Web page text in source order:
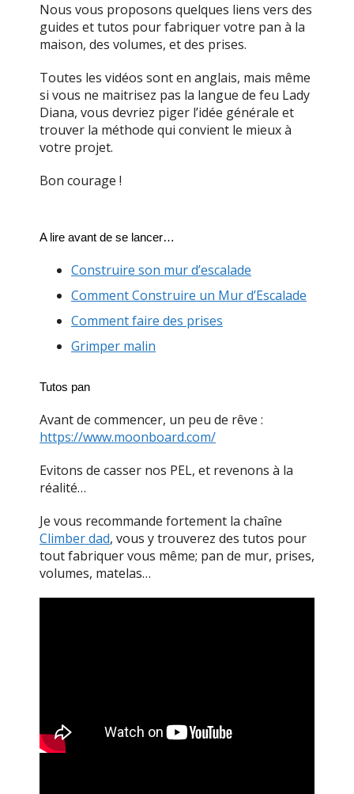
Nous vous proposons quelques liens vers des
guides et tutos pour fabriquer votre pan à la
maison, des volumes, et des prises.
Toutes les vidéos sont en anglais, mais même
si vous ne maitrisez pas la langue de feu Lady
Diana, vous devriez piger l’idée générale et
trouver la méthode qui convient le mieux à
votre projet.
Bon courage !
A lire avant de se lancer…
Construire son mur d’escalade
Comment Construire un Mur d’Escalade
Comment faire des prises
Grimper malin
Tutos pan
Avant de commencer, un peu de rêve :
https://www.moonboard.com/
Evitons de casser nos PEL, et revenons à la
réalité…
Je vous recommande fortement la chaîne
Climber dad, vous y trouverez des tutos pour
tout fabriquer vous même; pan de mur, prises,
volumes, matelas…